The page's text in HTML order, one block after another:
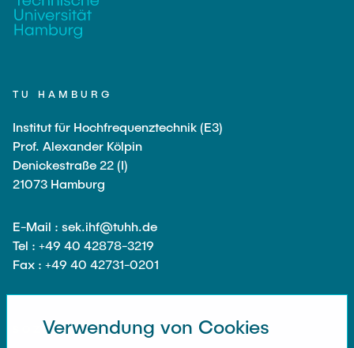
Georg Frederik Riemschneider
Bartosz Tegowski
Frederik Vollmer
Nico Weiß
Gastwissenschaftler
Dr. Jasmin Gabsteiger
Anand Dubey
Thomas Jaschke
TU HAMBURG
Institut für Hochfrequenztechnik (E3)
Prof. Alexander Kölpin
Denickestraße 22 (I)
21073 Hamburg
E-Mail : sek.ihf@tuhh.de
Tel : +49 40 42878-3219
Fax : +49 40 42731-0201
SOZIALE NETZWERKE
Verwendung von Cookies